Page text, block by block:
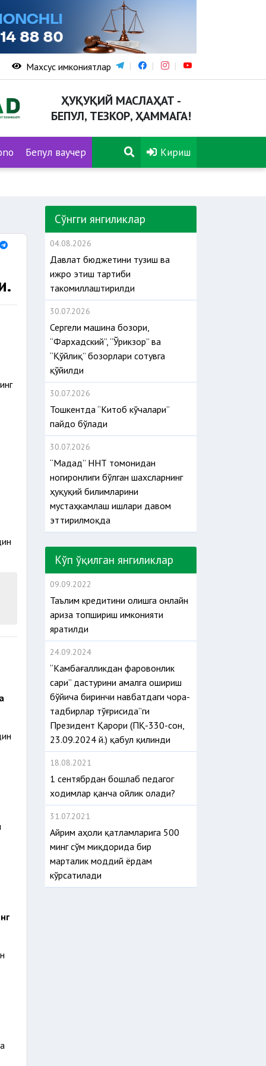
Махсус имкониятлар
ҲУҚУҚИЙ МАСЛАҲАТ -
БЕПУЛ, ТЕЗКОР, ҲАММАГА!
Бепул ваучер Кириш
Сўнгги янгиликлар
04.08.2026
Давлат бюджетини тузиш ва
ижро этиш тартиби
такомиллаштирилди
30.07.2026
Сергели машина бозори,
“Фархадский”, “Ўрикзор” ва
“Қўйлиқ” бозорлари сотувга
қўйилди
30.07.2026
Тошкентда “Китоб кўчалари”
пайдо бўлади
30.07.2026
“Мадад” ННТ томонидан
ногиронлиги бўлган шахсларнинг
ҳуқуқий билимларини
мустаҳкамлаш ишлари давом
эттирилмоқда
Кўп ўқилган янгиликлар
09.09.2022
Таълим кредитини олишга онлайн
ариза топшириш имконияти
яратилди
24.09.2024
“Камбағалликдан фаровонлик
сари” дастурини амалга ошириш
бўйича биринчи навбатдаги чора-
тадбирлар тўғрисида”ги
Президент Қарори (ПҚ-330-сон,
23.09.2024 й.) қабул қилинди
18.08.2021
1 сентябрдан бошлаб педагог
ходимлар қанча ойлик олади?
31.07.2021
Айрим аҳоли қатламларига 500
минг сўм миқдорида бир
марталик моддий ёрдам
кўрсатилади